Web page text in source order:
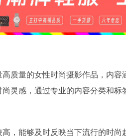
质量的女性时尚摄影作品，内容
灵感，通过专业的内容分类和标
，能够及时反映当下流行的时尚